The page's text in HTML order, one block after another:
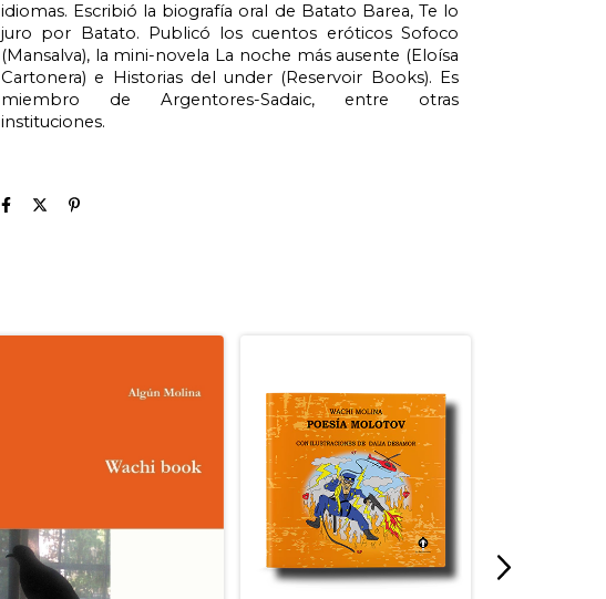
idiomas. Escribió la biografía oral de Batato Barea, Te lo
juro por Batato. Publicó los cuentos eróticos Sofoco
(Mansalva), la mini-novela La noche más ausente (Eloísa
Cartonera) e Historias del under (Reservoir Books). Es
miembro de Argentores-Sadaic, entre otras
instituciones.